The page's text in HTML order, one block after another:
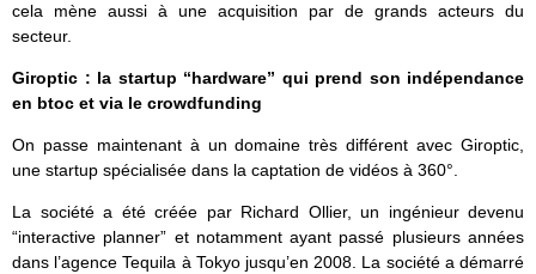
cela mène aussi à une acquisition par de grands acteurs du
secteur.
Giroptic : la startup “hardware” qui prend son indépendance
en btoc et via le crowdfunding
On passe maintenant à un domaine très différent avec Giroptic,
une startup spécialisée dans la captation de vidéos à 360°.
La société a été créée par Richard Ollier, un ingénieur devenu
“interactive planner” et notamment ayant passé plusieurs années
dans l’agence Tequila à Tokyo jusqu’en 2008. La société a démarré